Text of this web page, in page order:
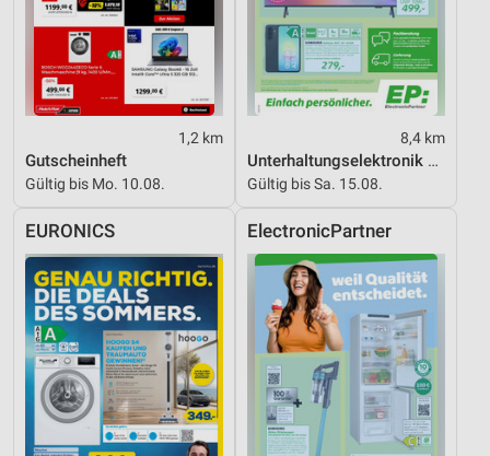
1,2 km
Gutscheinheft
Gültig bis Mo. 10.08.
8,4 km
Unterhaltungselektronik 08/2026
Gültig bis Sa. 15.08.
EURONICS ElectronicPartner